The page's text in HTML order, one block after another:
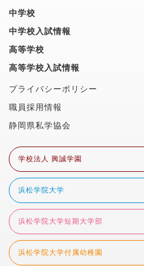
中学校
中学校入試情報
高等学校
高等学校入試情報
プライバシーポリシー
職員採用情報
静岡県私学協会
学校法人 興誠学園
浜松学院大学
浜松学院大学短期大学部
浜松学院大学付属幼稚園